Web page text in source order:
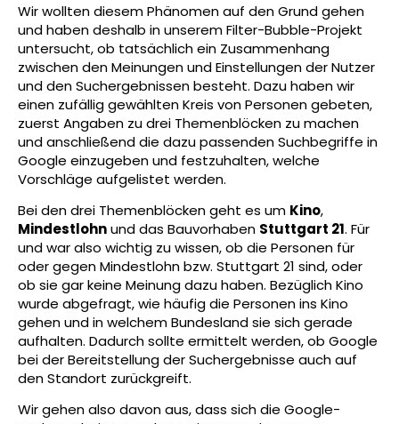
Wir wollten diesem Phänomen auf den Grund gehen
und haben deshalb in unserem Filter-Bubble-Projekt
untersucht, ob tatsächlich ein Zusammenhang
zwischen den Meinungen und Einstellungen der Nutzer
und den Suchergebnissen besteht. Dazu haben wir
einen zufällig gewählten Kreis von Personen gebeten,
zuerst Angaben zu drei Themenblöcken zu machen
und anschließend die dazu passenden Suchbegriffe in
Google einzugeben und festzuhalten, welche
Vorschläge aufgelistet werden.
Bei den drei Themenblöcken geht es um Kino,
Mindestlohnund das Bauvorhaben Stuttgart 21. Für
und war also wichtig zu wissen, ob die Personen für
oder gegen Mindestlohn bzw. Stuttgart 21 sind, oder
ob sie gar keine Meinung dazu haben. Bezüglich Kino
wurde abgefragt, wie häufig die Personen ins Kino
gehen und in welchem Bundesland sie sich gerade
aufhalten. Dadurch sollte ermittelt werden, ob Google
bei der Bereitstellung der Suchergebnisse auch auf
den Standort zurückgreift.
Wir gehen also davon aus, dass sich die Google-